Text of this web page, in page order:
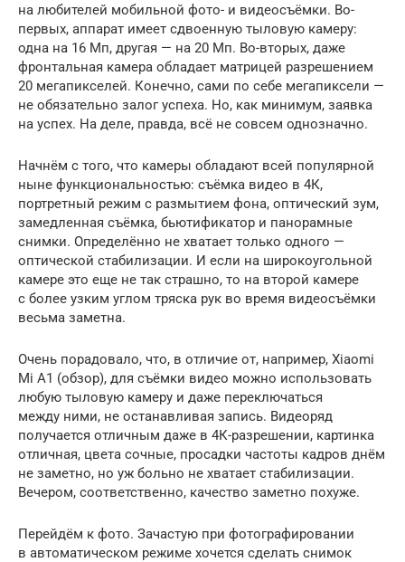
на любителей мобильной фото- и видеосъёмки. Во-
первых, аппарат имеет сдвоенную тыловую камеру:
одна на 16 Мп, другая — на 20 Мп. Во-вторых, даже
фронтальная камера обладает матрицей разрешением
20 мегапикселей. Конечно, сами по себе мегапиксели —
не обязательно залог успеха. Но, как минимум, заявка
на успех. На деле, правда, всё не совсем однозначно.
Начнём с того, что камеры обладают всей популярной
ныне функциональностью: съёмка видео в 4К,
портретный режим с размытием фона, оптический зум,
замедленная съёмка, бьютификатор и панорамные
снимки. Определённо не хватает только одного —
оптической стабилизации. И если на широкоугольной
камере это еще не так страшно, то на второй камере
с более узким углом тряска рук во время видеосъёмки
весьма заметна.
Очень порадовало, что, в отличие от, например, Xiaomi
Mi A1 (обзор), для съёмки видео можно использовать
любую тыловую камеру и даже переключаться
между ними, не останавливая запись. Видеоряд
получается отличным даже в 4К-разрешении, картинка
отличная, цвета сочные, просадки частоты кадров днём
не заметно, но уж больно не хватает стабилизации.
Вечером, соответственно, качество заметно похуже.
Перейдём к фото. Зачастую при фотографировании
в автоматическом режиме хочется сделать снимок